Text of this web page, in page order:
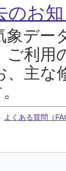
のお
デー
ご利用
、主な
よくある質問（